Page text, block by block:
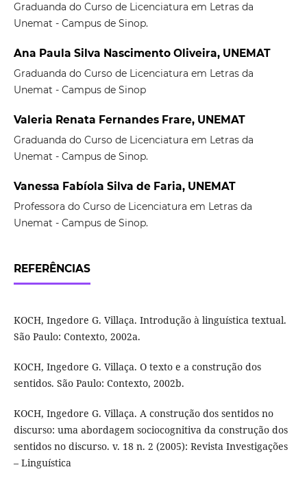
Graduanda do Curso de Licenciatura em Letras da
Unemat - Campus de Sinop.
Ana Paula Silva Nascimento Oliveira, UNEMAT
Graduanda do Curso de Licenciatura em Letras da
Unemat - Campus de Sinop
Valeria Renata Fernandes Frare, UNEMAT
Graduanda do Curso de Licenciatura em Letras da
Unemat - Campus de Sinop.
Vanessa Fabíola Silva de Faria, UNEMAT
Professora do Curso de Licenciatura em Letras da
Unemat - Campus de Sinop.
REFERÊNCIAS
KOCH, Ingedore G. Villaça. Introdução à linguística textual.
São Paulo: Contexto, 2002a.
KOCH, Ingedore G. Villaça. O texto e a construção dos
sentidos. São Paulo: Contexto, 2002b.
KOCH, Ingedore G. Villaça. A construção dos sentidos no
discurso: uma abordagem sociocognitiva da construção dos
sentidos no discurso. v. 18 n. 2 (2005): Revista Investigações
– Linguística